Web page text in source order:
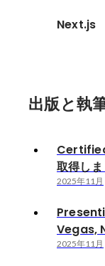
Next.js
出版と執
取得し
2025年11月
Vegas,
2025年11月